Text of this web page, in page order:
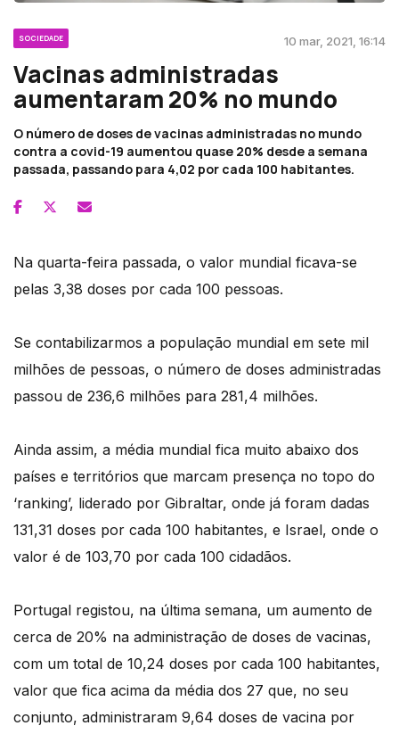
SOCIEDADE 10 mar, 2021, 16:14
Vacinas administradas
aumentaram 20% no mundo
O número de doses de vacinas administradas no mundo
contra a covid-19 aumentou quase 20% desde a semana
passada, passando para 4,02 por cada 100 habitantes.
Na quarta-feira passada, o valor mundial ficava-se
pelas 3,38 doses por cada 100 pessoas.
Se contabilizarmos a população mundial em sete mil
milhões de pessoas, o número de doses administradas
passou de 236,6 milhões para 281,4 milhões.
Ainda assim, a média mundial fica muito abaixo dos
países e territórios que marcam presença no topo do
‘ranking’, liderado por Gibraltar, onde já foram dadas
131,31 doses por cada 100 habitantes, e Israel, onde o
valor é de 103,70 por cada 100 cidadãos.
Portugal registou, na última semana, um aumento de
cerca de 20% na administração de doses de vacinas,
com um total de 10,24 doses por cada 100 habitantes,
valor que fica acima da média dos 27 que, no seu
conjunto, administraram 9,64 doses de vacina por